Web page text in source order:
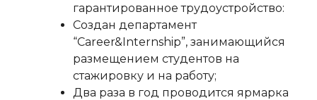
гарантированное трудоустройство:
Создан департамент
“Career&Internship”, занимающийся
размещением студентов на
стажировку и на работу;
Два раза в год проводится ярмарка